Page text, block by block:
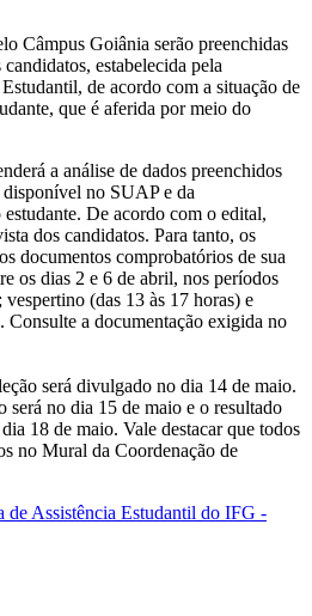
Câmpus Goiânia serão preenchidas
estabelecida pela
de acordo com a situação de
que é aferida por meio do
a análise de dados preenchidos
no SUAP e da
De acordo com o edital,
dos candidatos. Para tanto, os
documentos comprobatórios de sua
os dias 2 e 6 de abril, nos períodos
(das 13 às 17 horas) e
Consulte a documentação exigida no
será divulgado no dia 14 de maio.
será no dia 15 de maio e o resultado
18 de maio. Vale destacar que todos
no Mural da Coordenação de
de Assistência Estudantil do IFG -